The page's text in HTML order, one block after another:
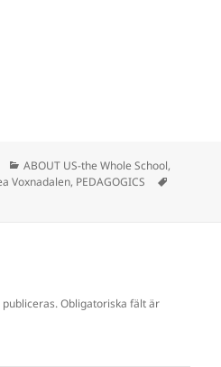
Kategorier
ABOUT US-the Whole School,
Voxnadalen, PEDAGOGICS
Obligatoriska fält är